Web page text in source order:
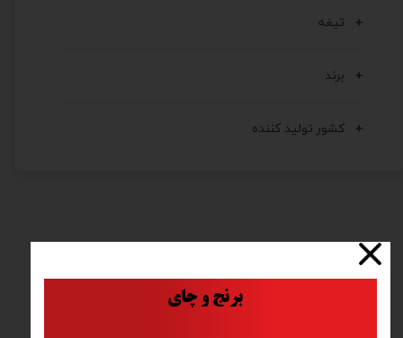
تیغه
برند
کشور تولید کننده
برنج و چای